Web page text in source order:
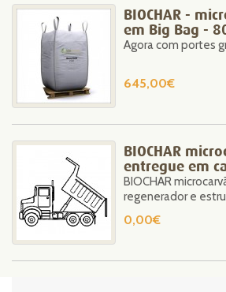
BIOCHAR -
em Big Bag -
Agora com portes
645,00€
BIOCHAR
entregue em
m3)
BIOCHAR
regenerador e
0,00€